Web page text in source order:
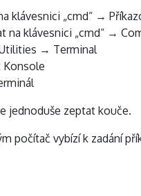
klávesnici „cmd“ →
klávesnici „cmd“ →
→ Terminal
Konsole
jednoduše zeptat kouče.
počítač vybízí k zadání